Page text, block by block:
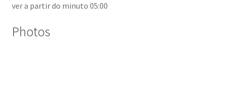
ver a partir do minuto 05:00
Photos